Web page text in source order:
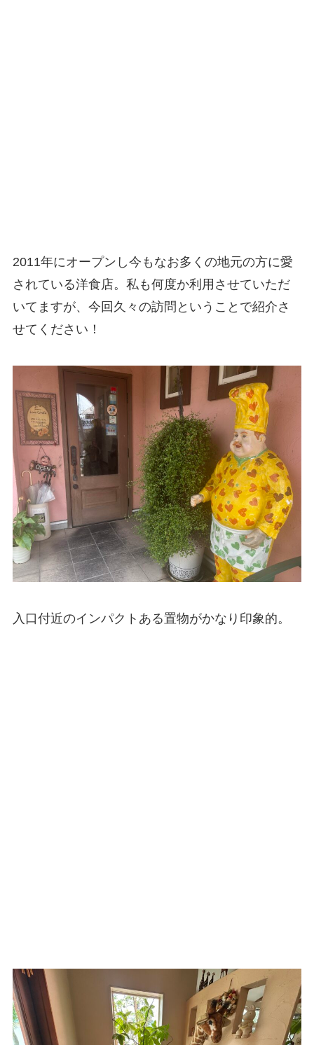
2011年にオープンし今もなお多くの地元の方に愛
されている洋食店。私も何度か利用させていただ
いてますが、今回久々の訪問ということで紹介さ
せてください！
入口付近のインパクトある置物がかなり印象的。